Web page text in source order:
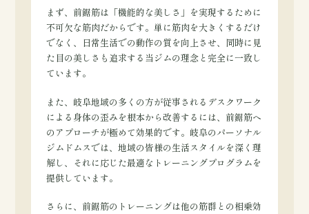
まず、前鋸筋は「機能的な美しさ」を実現するために
不可欠な筋肉だからです。単に筋肉を大きくするだけ
でなく、日常生活での動作の質を向上させ、同時に見
た目の美しさも追求する当ジムの理念と完全に一致し
ています。
また、岐阜地域の多くの方が従事されるデスクワーク
による身体の歪みを根本から改善するには、前鋸筋へ
のアプローチが極めて効果的です。岐阜のパーソナル
ジムドムスでは、地域の皆様の生活スタイルを深く理
解し、それに応じた最適なトレーニングプログラムを
提供しています。
さらに、前鋸筋のトレーニングは他の筋群との相乗効